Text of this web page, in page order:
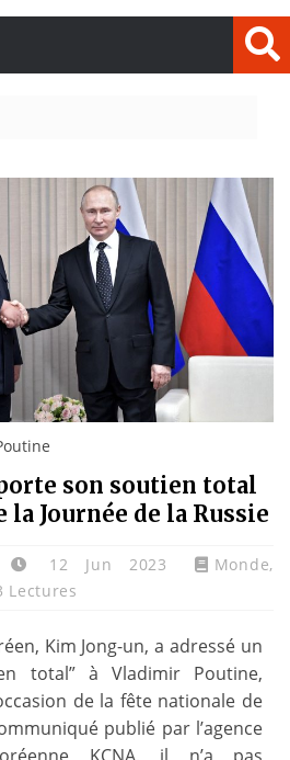
Bénin :
Aliko
son soutien total
la Journée de la Russie
12 Jun 2023 Monde,
Lectures
Kim Jong-un, a adressé un
total” à Vladimir Poutine,
de la fête nationale de
publié par l’agence